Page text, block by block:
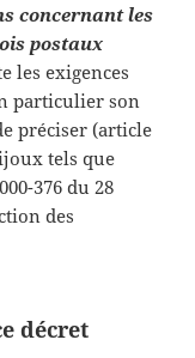
concernant les
postaux
les exigences
particulier son
préciser (article
tels que
376 du 28
des
décret